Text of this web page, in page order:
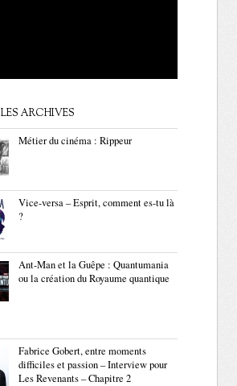
ARCHIVES
Métier du cinéma : Rippeur
Vice-versa – Esprit, comment es-tu là
?
Ant-Man et la Guêpe : Quantumania
ou la création du Royaume quantique
Fabrice Gobert, entre moments
difficiles et passion – Interview pour
Les Revenants – Chapitre 2